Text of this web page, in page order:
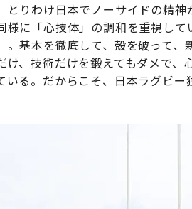
とりわけ日本でノーサイドの精
様に「心技体」の調和を重視し
。基本を徹底して、殻を破って
け、技術だけを鍛えてもダメで
いる。だからこそ、日本ラグビ